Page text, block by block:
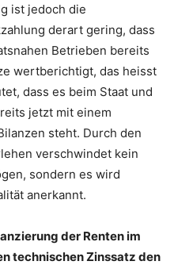
ist jedoch die
derart gering, dass
Betrieben bereits
wertberichtigt, das heisst
dass es beim Staat und
jetzt mit einem
steht. Durch den
verschwindet kein
sondern es wird
anerkannt.
der Renten im
technischen Zinssatz den